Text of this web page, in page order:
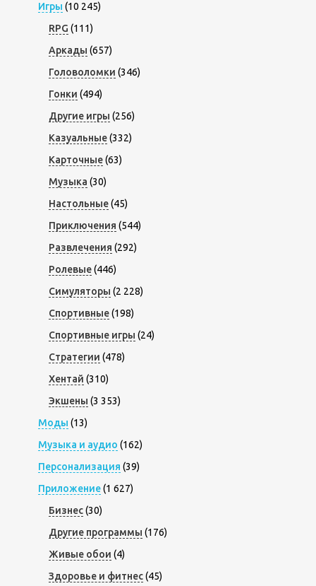
Игры (10 245)
RPG (111)
Аркады (657)
Головоломки (346)
Гонки (494)
Другие игры (256)
Казуальные(332)
Карточные(63)
Музыка (30)
Настольные(45)
Приключения (544)
Развлечения (292)
Ролевые(446)
Симуляторы (2 228)
Спортивные(198)
Спортивные игры (24)
Стратегии (478)
Хентай (310)
Экшены (3 353)
Моды (13)
Музыка и аудио (162)
Персонализация (39)
Приложение(1 627)
Бизнес(30)
Другие программы (176)
Живые обои (4)
Здоровье и фитнес(45)